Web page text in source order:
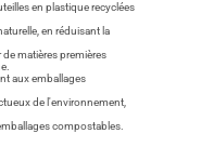
en plastique recyclées
en réduisant la
de matières premières
aux emballages
de l'environnement,
compostables.